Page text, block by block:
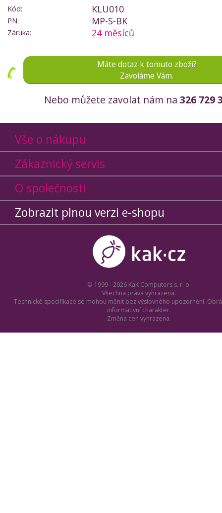
Kód: KLU010
PN: MP-S-BK
Záruka: 24 měsíců
Máte dotaz k tomuto zboží?
Zavoláme Vám.
Nebo můžete zavolat nám na 326 729
Vše o nákupu
Zákaznický servis
O společnosti
Zobrazit plnou verzi e-shopu
© 1999 - 2026 KaK Computers s. r. o.
Všechna práva vyhrazena.
Technické specifikace se mohou měnit bez výslovného upozornění.
informativní charakter.
Změna cen vyhrazena.